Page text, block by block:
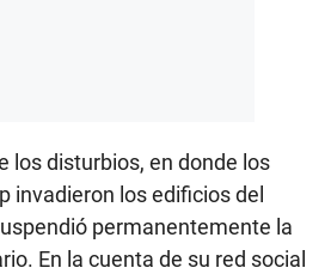
los disturbios, en donde los
invadieron los edificios del
permanentemente la
En la cuenta de su red social